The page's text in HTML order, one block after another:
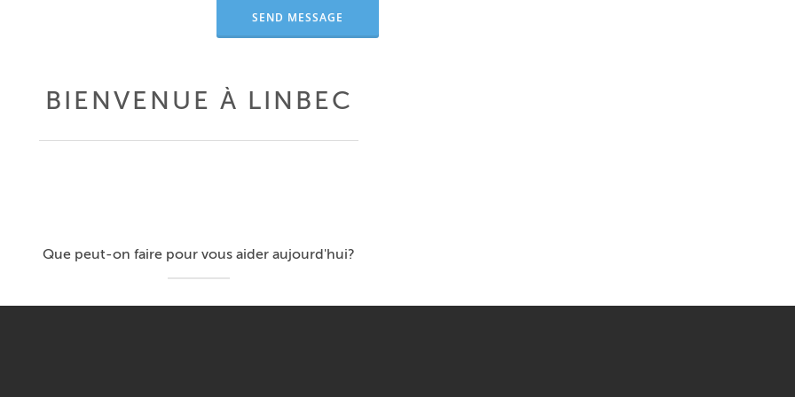
BIENVENUE À LINBEC
Que peut-on faire pour vous aider aujourd'hui?